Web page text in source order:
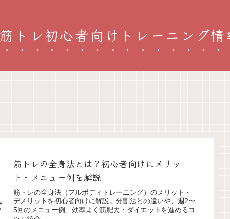
筋トレ初心者向けトレーニング情
筋トレの全身法とは？初心者向けにメリッ
ト・メニュー例を解説
筋トレの全身法（フルボディトレーニング）のメリット・
デメリットを初心者向けに解説。分割法との違いや、週2〜
5回のメニュー例、効率よく筋肥大・ダイエットを進めるコ